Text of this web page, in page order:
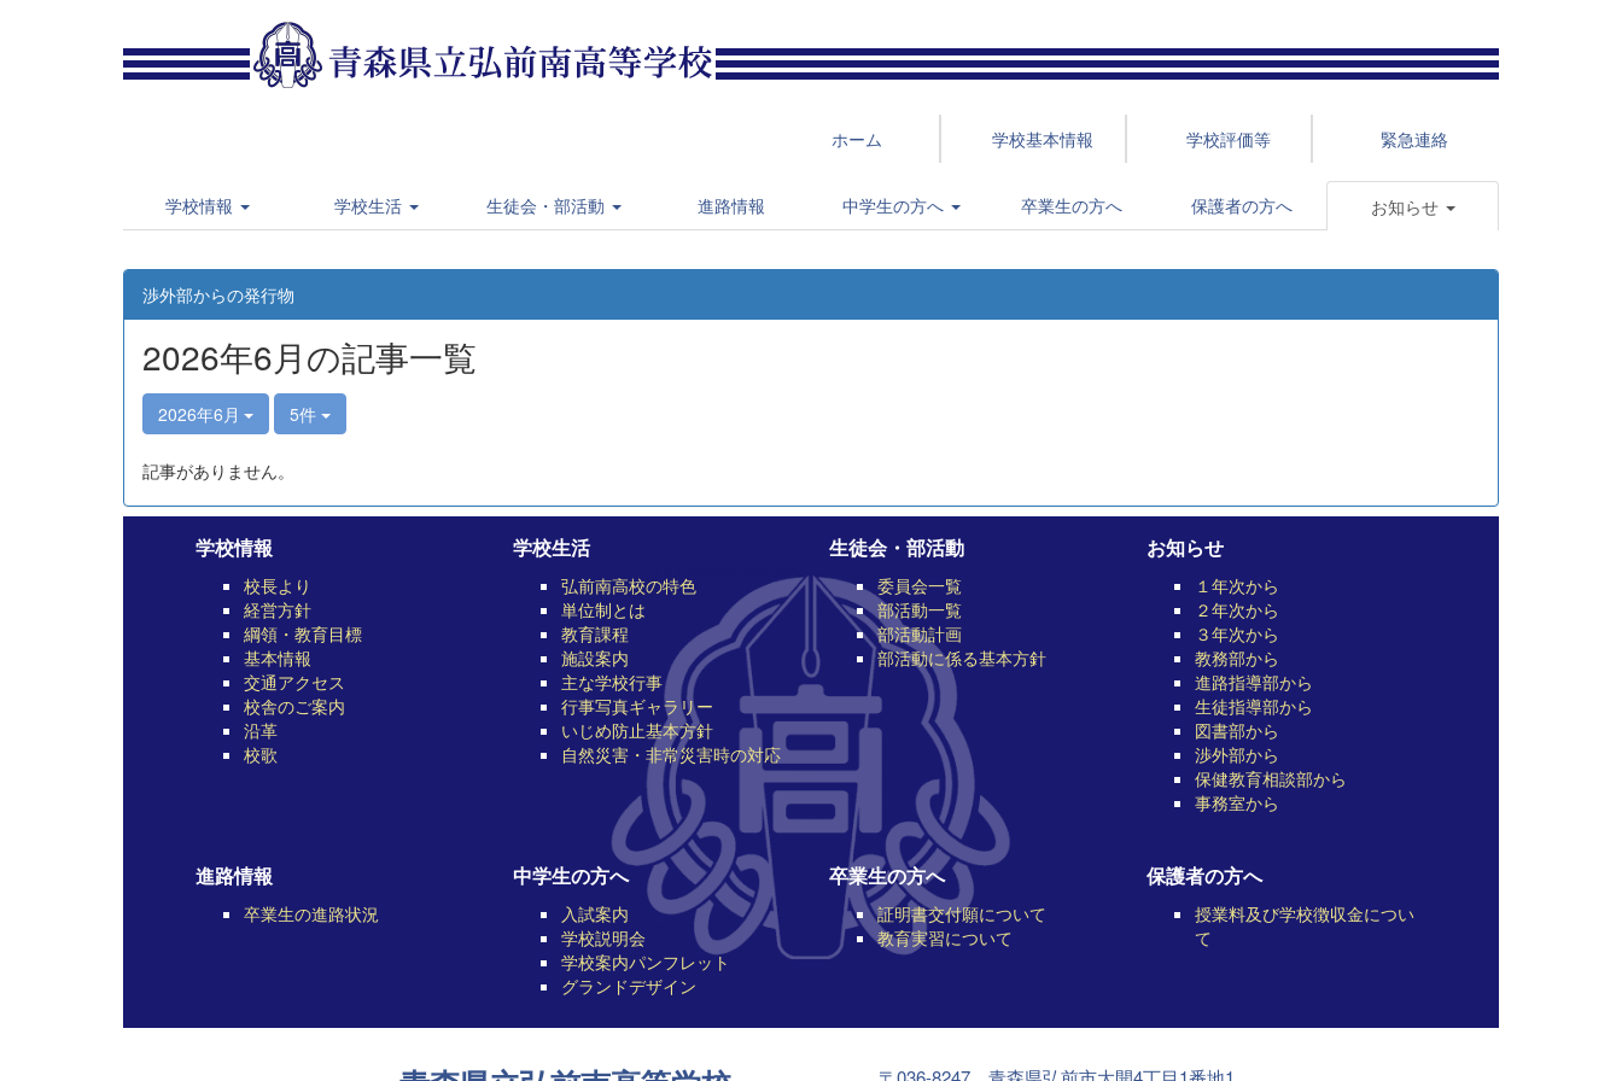
ホーム 学校基本情報 学校評価等 緊急連絡
学校情報 学校生活 生徒会・部活動 進路情報 中学生の方へ 卒業生の方へ 保護者の方へ お知らせ
渉外部からの発行物
2026年6月の記事一覧
2026年6月 5件
記事がありません。
学校情報
校長より
経営方針
綱領・教育目標
基本情報
交通アクセス
校舎のご案内
沿革
校歌
学校生活
弘前南高校の特色
単位制とは
教育課程
施設案内
主な学校行事
行事写真ギャラリー
いじめ防止基本方針
自然災害・非常災害時の対応
生徒会・部活動
委員会一覧
部活動一覧
部活動計画
部活動に係る基本方針
お知らせ
１年次から
２年次から
３年次から
教務部から
進路指導部から
生徒指導部から
図書部から
渉外部から
保健教育相談部から
事務室から
進路情報
卒業生の進路状況
中学生の方へ
入試案内
学校説明会
学校案内パンフレット
グランドデザイン
卒業生の方へ
証明書交付願について
教育実習について
保護者の方へ
授業料及び学校徴収金につい
て